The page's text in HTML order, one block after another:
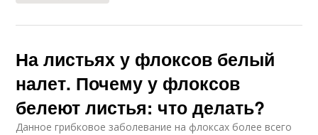
На листьях у флоксов белый
налет. Почему у флоксов
белеют листья: что делать?
Данное грибковое заболевание на флоксах более всего